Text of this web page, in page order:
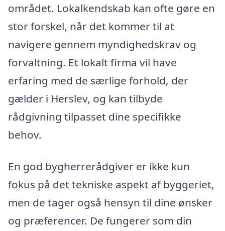
området. Lokalkendskab kan ofte gøre en
stor forskel, når det kommer til at
navigere gennem myndighedskrav og
forvaltning. Et lokalt firma vil have
erfaring med de særlige forhold, der
gælder i Herslev, og kan tilbyde
rådgivning tilpasset dine specifikke
behov.
En god bygherrerådgiver er ikke kun
fokus på det tekniske aspekt af byggeriet,
men de tager også hensyn til dine ønsker
og præferencer. De fungerer som din